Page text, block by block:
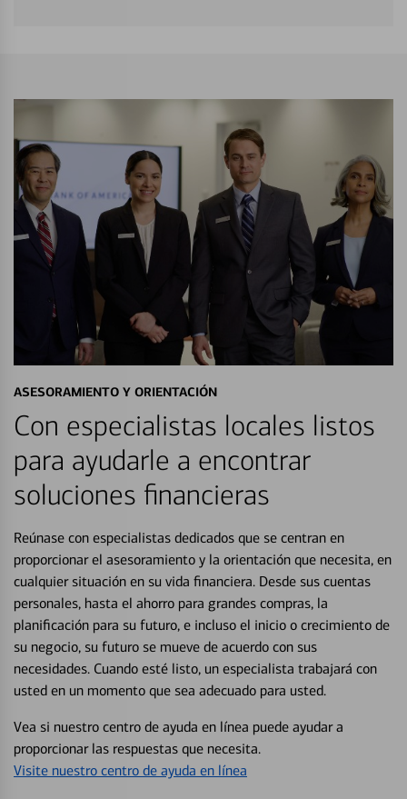
ASESORAMIENTO Y ORIENTACIÓN
Con especialistas locales listos
para ayudarle a encontrar
soluciones financieras
Reúnase con especialistas dedicados que se centran en
proporcionar el asesoramiento y la orientación que necesita, en
cualquier situación en su vida financiera. Desde sus cuentas
personales, hasta el ahorro para grandes compras, la
planificación para su futuro, e incluso el inicio o crecimiento de
su negocio, su futuro se mueve de acuerdo con sus
necesidades. Cuando esté listo, un especialista trabajará con
usted en un momento que sea adecuado para usted.
Vea si nuestro centro de ayuda en línea puede ayudar a
proporcionar las respuestas que necesita.
Visite nuestro centro de ayuda en línea